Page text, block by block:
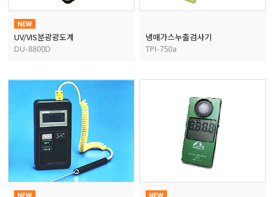
균질기/원심분리기/초
이화학기기/교반기
열화상카메라
UV/VIS분광광도계
DU-8800D
냉매가스누출검사기
TPI-750a